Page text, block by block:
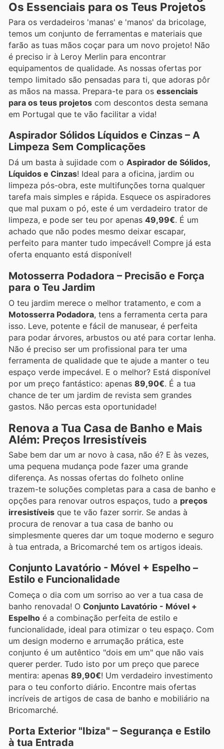
Os Essenciais para os Teus Projetos
Para os verdadeiros 'manas' e 'manos' da bricolage,
temos um conjunto de ferramentas e materiais que
farão as tuas mãos coçar para um novo projeto! Não
é preciso ir à Leroy Merlin para encontrar
equipamentos de qualidade. As nossas ofertas por
tempo limitado são pensadas para ti, que adoras pôr
as mãos na massa. Prepara-te para os essenciais
para os teus projetos com descontos desta semana
em Portugal que te vão facilitar a vida!
Aspirador Sólidos Líquidos e Cinzas – A
Limpeza Sem Complicações
Dá um basta à sujidade com o Aspirador de Sólidos,
Líquidos e Cinzas! Ideal para a oficina, jardim ou
limpeza pós-obra, este multifunções torna qualquer
tarefa mais simples e rápida. Esquece os aspiradores
que mal puxam o pó, este é um verdadeiro trator de
limpeza, e pode ser teu por apenas 49,99€. É um
achado que não podes mesmo deixar escapar,
perfeito para manter tudo impecável! Compre já esta
oferta enquanto está disponível!
Motosserra Podadora – Precisão e Força
para o Teu Jardim
O teu jardim merece o melhor tratamento, e com a
Motosserra Podadora, tens a ferramenta certa para
isso. Leve, potente e fácil de manusear, é perfeita
para podar árvores, arbustos ou até para cortar lenha.
Não é preciso ser um profissional para ter uma
ferramenta de qualidade que te ajude a manter o teu
espaço verde impecável. E o melhor? Está disponível
por um preço fantástico: apenas 89,90€. É a tua
chance de ter um jardim de revista sem grandes
gastos. Não percas esta oportunidade!
Renova a Tua Casa de Banho e Mais
Além: Preços Irresistíveis
Sabe bem dar um ar novo à casa, não é? E às vezes,
uma pequena mudança pode fazer uma grande
diferença. As nossas ofertas do folheto online
trazem-te soluções completas para a casa de banho e
opções para renovar outros espaços, tudo a preços
irresistíveis que te vão fazer sorrir. Se andas à
procura de renovar a tua casa de banho ou
simplesmente queres dar um toque moderno e seguro
à tua entrada, a Bricomarché tem os artigos ideais.
Conjunto Lavatório - Móvel + Espelho –
Estilo e Funcionalidade
Começa o dia com um sorriso ao ver a tua casa de
banho renovada! O Conjunto Lavatório - Móvel +
Espelho é a combinação perfeita de estilo e
funcionalidade, ideal para otimizar o teu espaço. Com
um design moderno e arrumação prática, este
conjunto é um autêntico "dois em um" que não vais
querer perder. Tudo isto por um preço que parece
mentira: apenas 89,90€! Um verdadeiro investimento
para o teu conforto diário. Encontre mais ofertas
incríveis de artigos de casa de banho e mobiliário na
Bricomarché.
Porta Exterior "Ibiza" – Segurança e Estilo
à tua Entrada